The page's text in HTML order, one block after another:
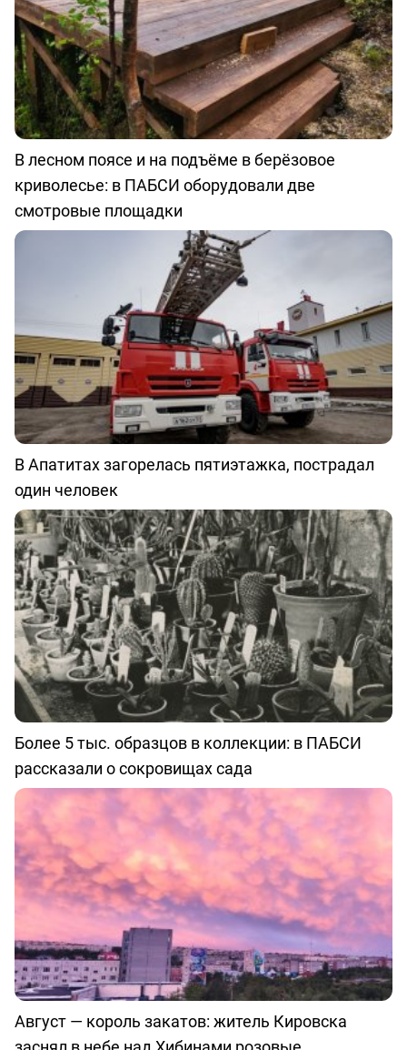
В лесном поясе и на подъёме в берёзовое
криволесье: в ПАБСИ оборудовали две
смотровые площадки
В Апатитах загорелась пятиэтажка, пострадал
один человек
Более 5 тыс. образцов в коллекции: в ПАБСИ
рассказали о сокровищах сада
Август — король закатов: житель Кировска